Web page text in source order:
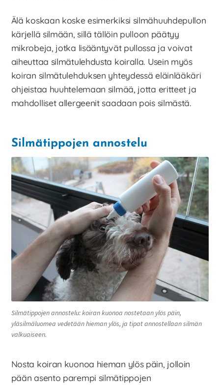
Älä koskaan koske esimerkiksi silmähuuhdepullon
kärjellä silmään, sillä tällöin pulloon päätyy
mikrobeja, jotka lisääntyvät pullossa ja voivat
aiheuttaa silmätulehdusta koiralla. Usein myös
koiran silmätulehduksen yhteydessä eläinlääkäri
ohjeistaa huuhtelemaan silmää, jotta eritteet ja
mahdolliset allergeenit saadaan pois silmästä.
Silmätippojen annostelu
Silmätippojen annostelu: koiran kuonoa nostetaan ylös päin,
yläsilmäluomea vedetään hieman ylös, ja tipat annostellaan silmän
valkuaiseen.
Nosta koiran kuonoa hieman ylös päin, jolloin
pään asento parempi silmätippojen